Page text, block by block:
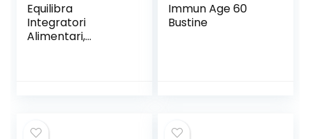
Equilibra
Integratori
Alimentari,
Banana Choco
Immun Age 60
Bustine